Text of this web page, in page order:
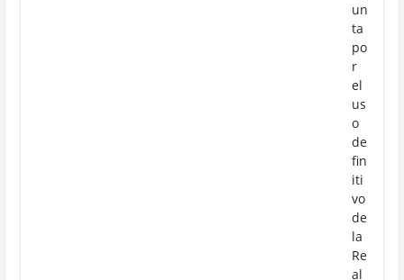
un
ta
po
r
el
us
o
de
fin
iti
vo
de
la
Re
al